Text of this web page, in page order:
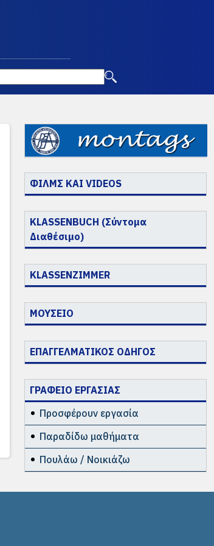
ΦΙΛΜΣ ΚΑΙ VIDEOS
KLASSENBUCH (Σύντομα
Διαθέσιμο)
KLASSENZIMMER
ΜΟΥΣΕΙΟ
ΕΠΑΓΓΕΛΜΑΤΙΚΟΣ ΟΔΗΓΟΣ
ΓΡΑΦΕΙΟ ΕΡΓΑΣΙΑΣ
Προσφέρουν εργασία
Παραδίδω μαθήματα
Πουλάω / Νοικιάζω